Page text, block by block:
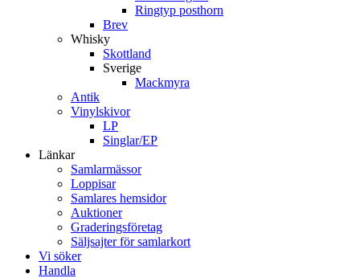
Ringtyp posthorn
Brev
Whisky
Skottland
Sverige
Mackmyra
Antik
Vinylskivor
LP
Singlar/EP
Länkar
Samlarmässor
Loppisar
Samlares hemsidor
Auktioner
Graderingsföretag
Säljsajter för samlarkort
Vi söker
Handla